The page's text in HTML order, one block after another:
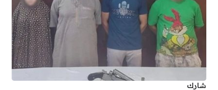
شارك